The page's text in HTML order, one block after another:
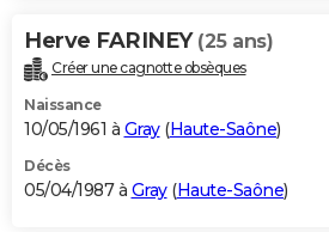
Herve FARINEY (25 ans)
Créer une cagnotte obsèques
Naissance
10/05/1961 à Gray(Haute-Saône)
Décès
05/04/1987 à Gray(Haute-Saône)